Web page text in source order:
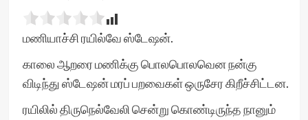
மணியாச்சி ரயில்வே ஸ்டேஷன்.
காலை ஆறரை மணிக்கு பொலபொலவென நன்கு
விடிந்து ஸ்டேஷன் மரப் பறவைகள் ஒருசேர கிறீச்சிட்டன.
ரயிலில் திருநெல்வேலி சென்று கொண்டிருந்த நானும்